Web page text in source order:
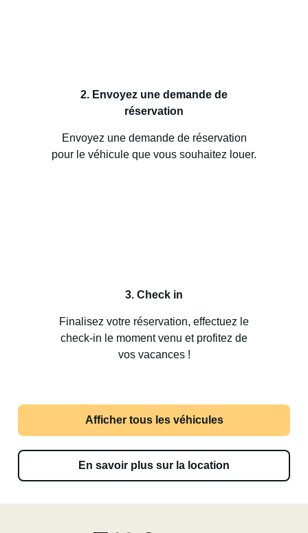
2. Envoyez une demande de
réservation
Envoyez une demande de réservation
pour le véhicule que vous souhaitez louer.
3. Check in
Finalisez votre réservation, effectuez le
check-in le moment venu et profitez de
vos vacances !
Afficher tous les véhicules
En savoir plus sur la location